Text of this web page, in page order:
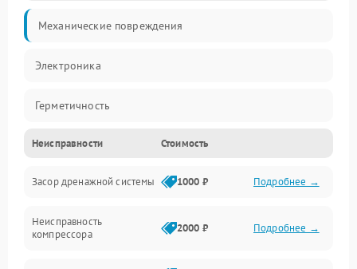
Механические повреждения
Электроника
Герметичность
Механика
Управление
Электропитание
Неисправности Стоимость
Засор дренажной системы 1000 ₽ Подробнее →
Неисправность
компрессора
2000 ₽ Подробнее →